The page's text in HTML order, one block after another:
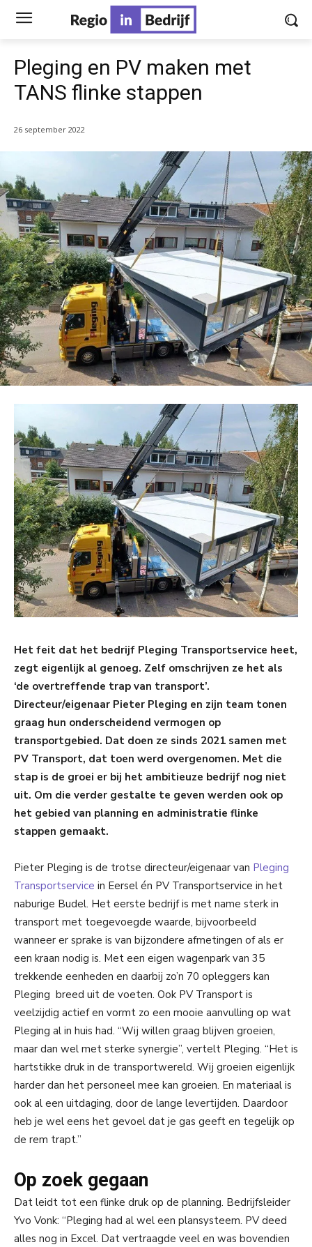
Pleging en PV maken met
TANS flinke stappen
26 september 2022
Het feit dat het bedrijf Pleging Transportservice heet,
zegt eigenlijk al genoeg. Zelf omschrijven ze het als
‘de overtreffende trap van transport’.
Directeur/eigenaar Pieter Pleging en zijn team tonen
graag hun onderscheidend vermogen op
transportgebied. Dat doen ze sinds 2021 samen met
PV Transport, dat toen werd overgenomen. Met die
stap is de groei er bij het ambitieuze bedrijf nog niet
uit. Om die verder gestalte te geven werden ook op
het gebied van planning en administratie flinke
stappen gemaakt.
Pieter Pleging is de trotse directeur/eigenaar van Pleging
Transportservice in Eersel én PV Transportservice in het
naburige Budel. Het eerste bedrijf is met name sterk in
transport met toegevoegde waarde, bijvoorbeeld
wanneer er sprake is van bijzondere afmetingen of als er
een kraan nodig is. Met een eigen wagenpark van 35
trekkende eenheden en daarbij zo’n 70 opleggers kan
Pleging breed uit de voeten. Ook PV Transport is
veelzijdig actief en vormt zo een mooie aanvulling op wat
Pleging al in huis had. “Wij willen graag blijven groeien,
maar dan wel met sterke synergie”, vertelt Pleging. “Het is
hartstikke druk in de transportwereld. Wij groeien eigenlijk
harder dan het personeel mee kan groeien. En materiaal is
ook al een uitdaging, door de lange levertijden. Daardoor
heb je wel eens het gevoel dat je gas geeft en tegelijk op
de rem trapt.”
Op zoek gegaan
Dat leidt tot een flinke druk op de planning. Bedrijfsleider
Yvo Vonk: “Pleging had al wel een plansysteem. PV deed
alles nog in Excel. Dat vertraagde veel en was bovendien